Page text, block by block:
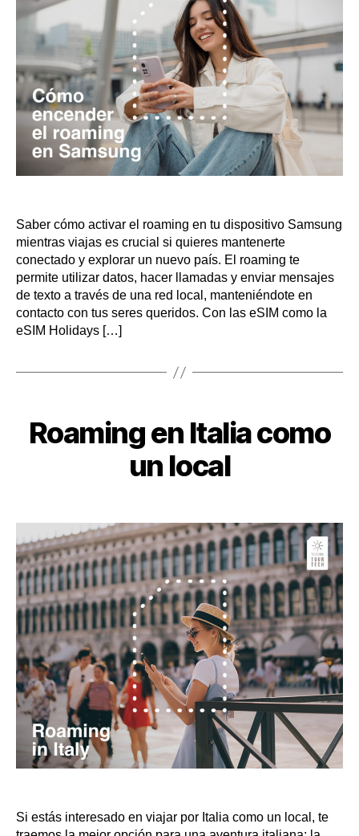
Saber cómo activar el roaming en tu dispositivo Samsung
mientras viajas es crucial si quieres mantenerte
conectado y explorar un nuevo país. El roaming te
permite utilizar datos, hacer llamadas y enviar mensajes
de texto a través de una red local, manteniéndote en
contacto con tus seres queridos. Con las eSIM como la
eSIM Holidays […]
Roaming en Italia como
un local
Si estás interesado en viajar por Italia como un local, te